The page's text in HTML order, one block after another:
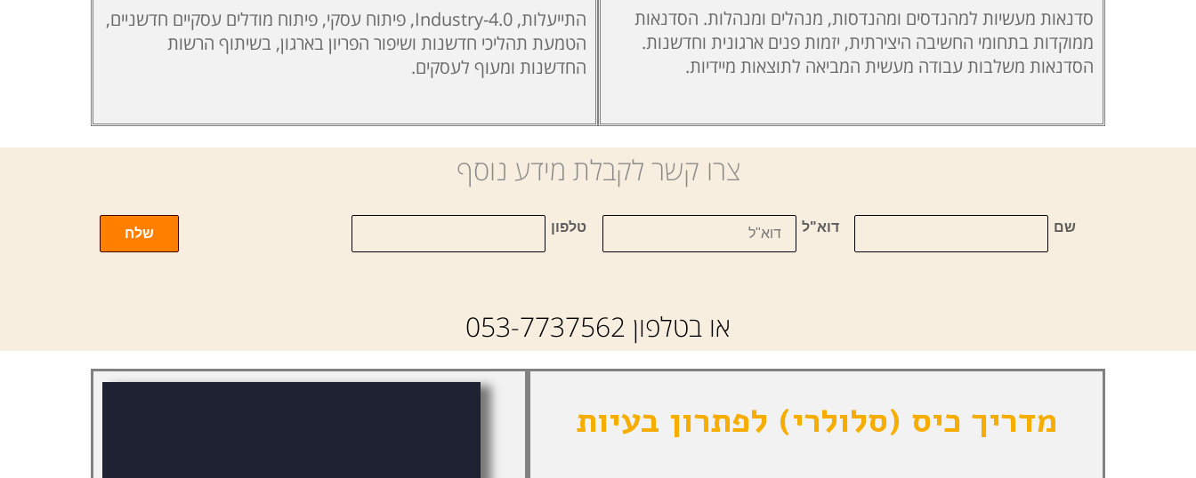
סדנאות מעשיות למהנדסים ומהנדסות, מנהלים ומנהלות. הסדנאות
ממוקדות בתחומי החשיבה היצירתית, יזמות פנים ארגונית וחדשנות.
הסדנאות משלבות עבודה מעשית המביאה לתוצאות מיידיות.
התייעלות, Industry-4.0, פיתוח עסקי, פיתוח מודלים עסקיים חדשניים,
הטמעת תהליכי חדשנות ושיפור הפריון בארגון, בשיתוף הרשות
החדשנות ומעוף לעסקים.
צרו קשר לקבלת מידע נוסף
שם דוא"ל טלפון שלח
או בטלפון 053-7737562
מדריך כיס (סלולרי) לפתרון בעיות